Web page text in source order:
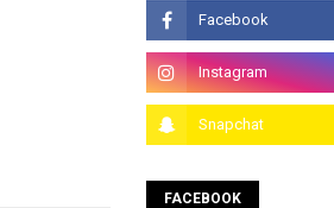
FACEBOOK